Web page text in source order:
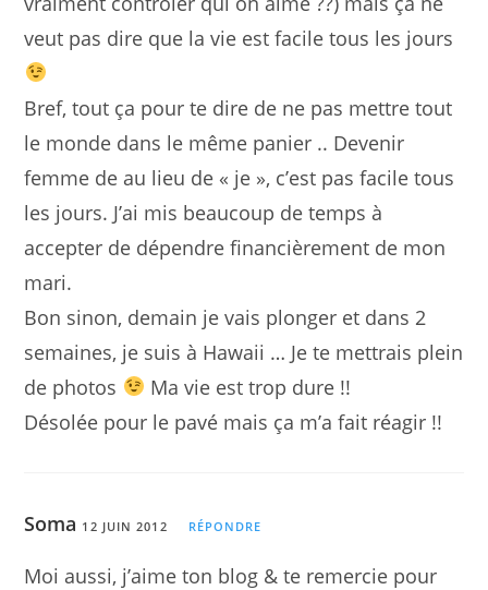
veut pas dire que la vie est facile tous les jours
Bref, tout ça pour te dire de ne pas mettre tout
le monde dans le même panier .. Devenir
femme de au lieu de « je », c’est pas facile tous
les jours. J’ai mis beaucoup de temps à
accepter de dépendre financièrement de mon
mari.
Bon sinon, demain je vais plonger et dans 2
semaines, je suis à Hawaii … Je te mettrais plein
de photos
Ma vie est trop dure !!
Désolée pour le pavé mais ça m’a fait réagir !!
Soma 12 JUIN 2012 RÉPONDRE
Moi aussi, j’aime ton blog & te remercie pour